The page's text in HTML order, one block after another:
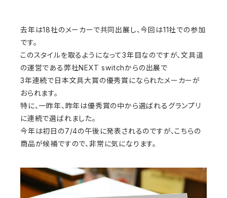
去年は18社のメーカーで共同出展し、今回は11社での参加
です。
このスタイルを取るようになって3年目なのですが、文具道
の運営である弊社NEXT switchからの出展で
3年連続で日本文具大賞の優秀賞になられたメーカーが
おられます。
特に、一昨年、昨年は優秀賞の中から選ばれるグランプリ
に連続で選ばれました。
今年は初日の7/4の午後に発表されるのですが、こちらの
商品が候補ですので、非常に気になります。